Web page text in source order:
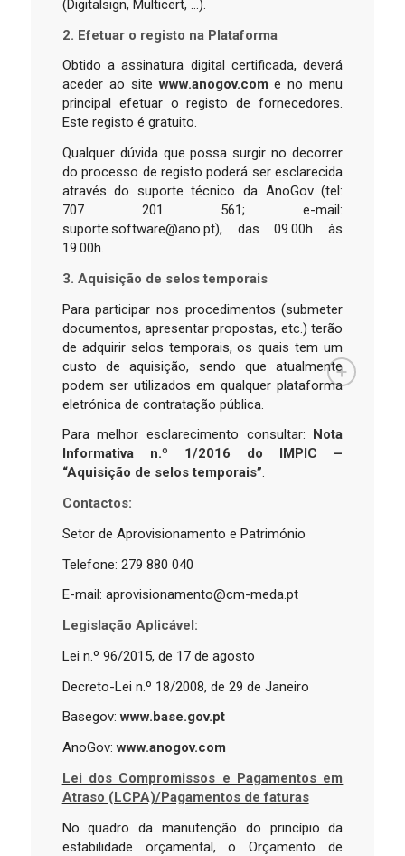
(Digitalsign, Multicert, …).
2. Efetuar o registo na Plataforma
Obtido a assinatura digital certificada, deverá
aceder ao sitewww.anogov.com e no menu
principal efetuar o registo de fornecedores.
Este registo é gratuito.
Qualquer dúvida que possa surgir no decorrer
do processo de registo poderá ser esclarecida
através do suporte técnico da AnoGov (tel:
707 201 561; e-mail:
suporte.software@ano.pt), das 09.00h às
19.00h.
3. Aquisição de selos temporais
Para participar nos procedimentos (submeter
documentos, apresentar propostas, etc.) terão
de adquirir selos temporais, os quais tem um
custo de aquisição, sendo que atualmente
podem ser utilizados em qualquer plataforma
eletrónica de contratação pública.
Para melhor esclarecimento consultar: Nota
Informativa n.º 1/2016 do IMPIC –
“Aquisição de selos temporais”.
Contactos:
Setor de Aprovisionamento e Património
Telefone: 279 880 040
E-mail: aprovisionamento@cm-meda.pt
Legislação Aplicável:
Lei n.º 96/2015, de 17 de agosto
Decreto-Lei n.º 18/2008, de 29 de Janeiro
Basegov:www.base.gov.pt
AnoGov:www.anogov.com
Lei dos Compromissos e Pagamentos em
Atraso (LCPA)/Pagamentos de faturas
No quadro da manutenção do princípio da
estabilidade orçamental, o Orçamento de